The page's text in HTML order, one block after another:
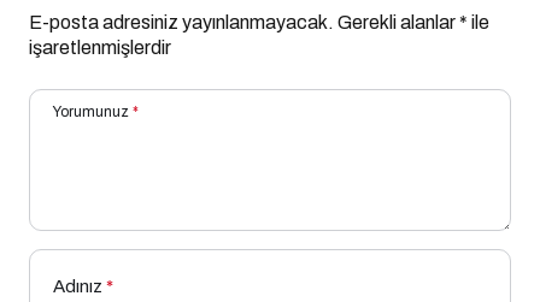
E-posta adresiniz yayınlanmayacak. Gerekli alanlar* ile
işaretlenmişlerdir
Yorumunuz *
Adınız *